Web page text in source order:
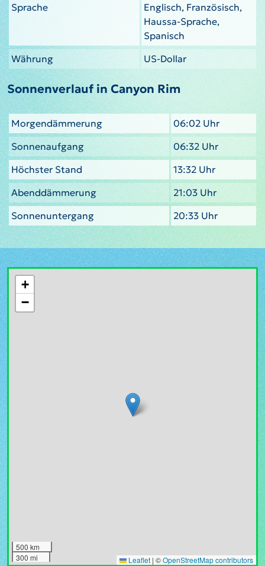
Sprache
Englisch, Französisch,
Haussa-Sprache,
Spanisch
Währung
US-Dollar
Sonnenverlauf in Canyon Rim
Morgendämmerung
06:02 Uhr
Sonnenaufgang
06:32 Uhr
Höchster Stand
13:32 Uhr
Abenddämmerung
21:03 Uhr
Sonnenuntergang
20:33 Uhr
+
−
500 km
300 mi
Leaflet | ©OpenStreetMap contributors